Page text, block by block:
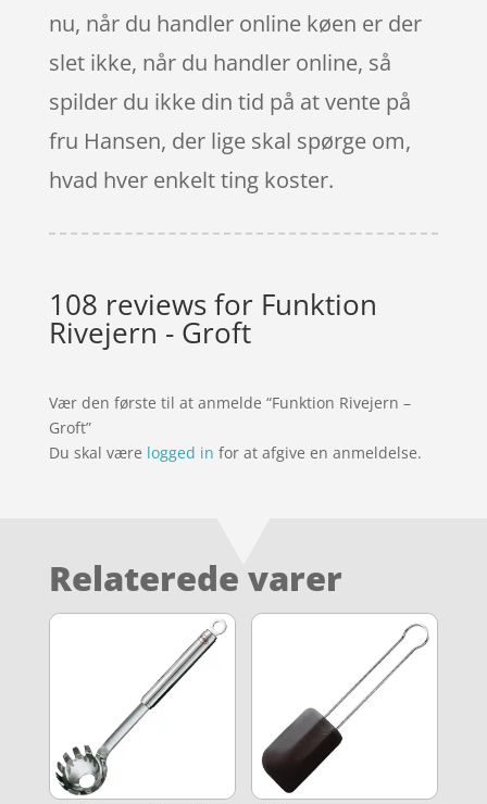
nu, når du handler online køen er der
slet ikke, når du handler online, så
spilder du ikke din tid på at vente på
fru Hansen, der lige skal spørge om,
hvad hver enkelt ting koster.
108 reviews for Funktion
Rivejern - Groft
Vær den første til at anmelde “Funktion Rivejern –
Groft”
Du skal være logged in for at afgive en anmeldelse.
Relaterede varer